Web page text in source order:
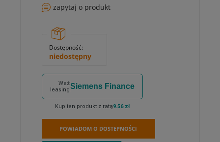
zapytaj o produkt
Dostępność:
niedostępny
Weź
leasingSiemens Finance
Kup ten produkt z ratą9.56 zł
POWIADOM O DOSTEPNOŚCI